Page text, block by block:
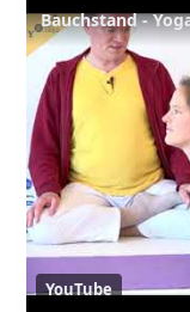
Bauchstand -
YouTube